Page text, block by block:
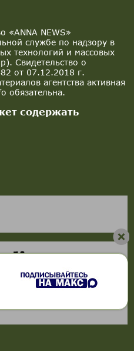
«ANNA NEWS»
службе по надзору в
технологий и массовых
Свидетельство о
от 07.12.2018 г.
агентства активная
обязательна.
содержать